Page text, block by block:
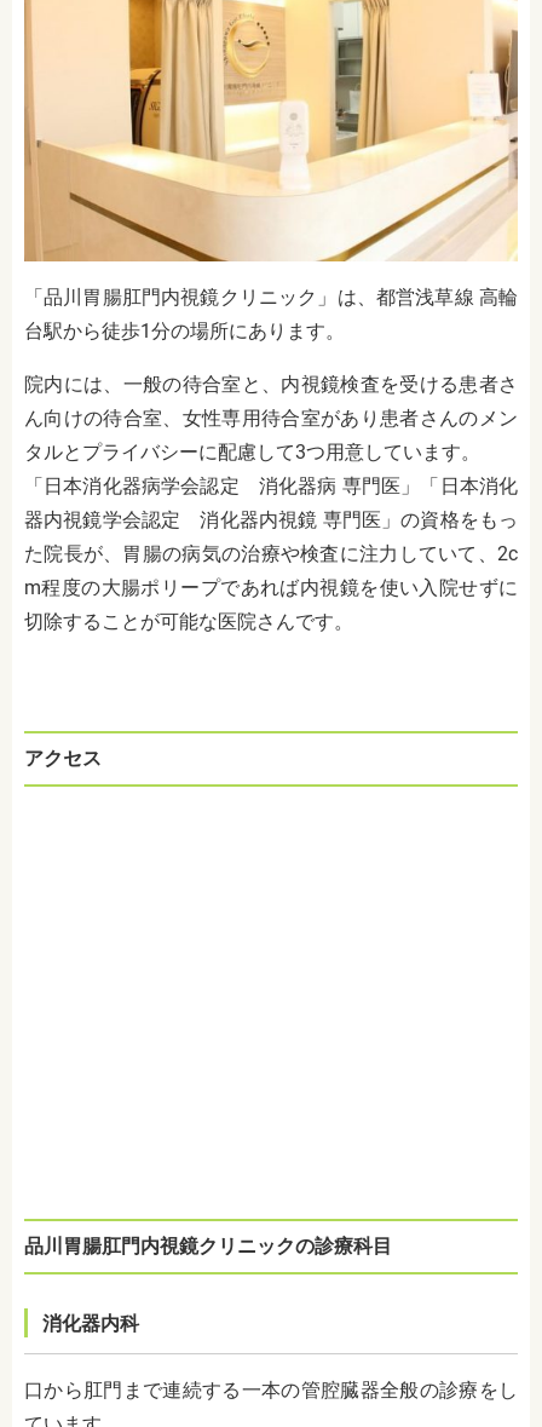
「品川胃腸肛門内視鏡クリニック」は、都営浅草線 高輪
台駅から徒歩1分の場所にあります。
院内には、一般の待合室と、内視鏡検査を受ける患者さ
ん向けの待合室、女性専用待合室があり患者さんのメン
タルとプライバシーに配慮して3つ用意しています。
「日本消化器病学会認定 消化器病 専門医」「日本消化
器内視鏡学会認定 消化器内視鏡 専門医」の資格をもっ
た院長が、胃腸の病気の治療や検査に注力していて、2c
m程度の大腸ポリープであれば内視鏡を使い入院せずに
切除することが可能な医院さんです。
アクセス
品川胃腸肛門内視鏡クリニックの診療科目
消化器内科
口から肛門まで連続する一本の管腔臓器全般の診療をし